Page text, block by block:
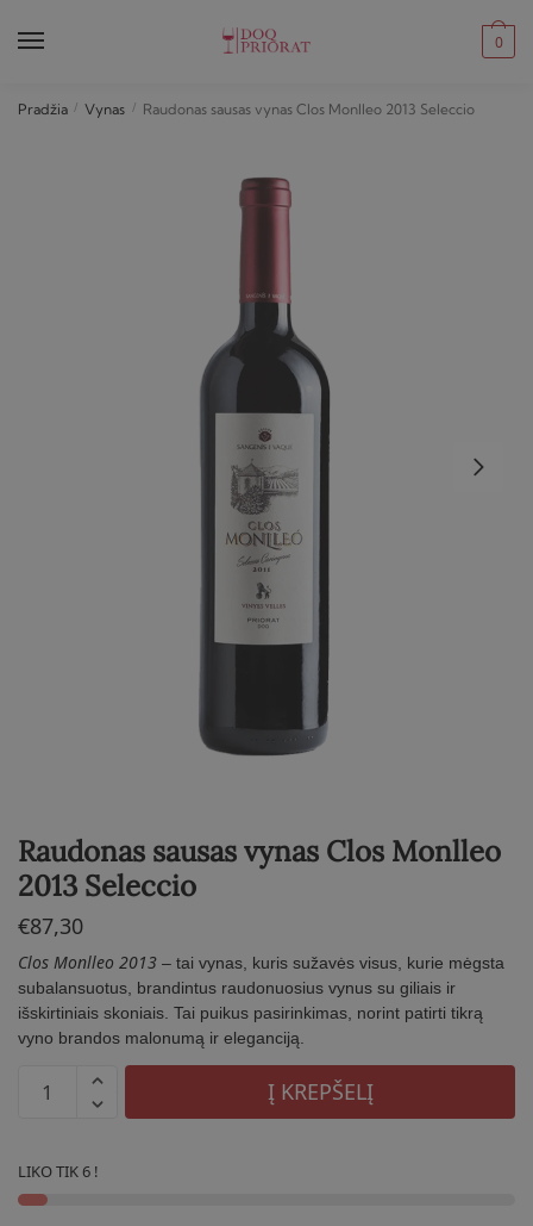
0
Pradžia / Vynas / Raudonas sausas vynas Clos Monlleo 2013 Seleccio
Raudonas sausas vynas Clos Monlleo
2013 Seleccio
€87,30
Clos Monlleo 2013 – tai vynas, kuris sužavės visus, kurie mėgsta
subalansuotus, brandintus raudonuosius vynus su giliais ir
išskirtiniais skoniais. Tai puikus pasirinkimas, norint patirti tikrą
vyno brandos malonumą ir eleganciją.
produkto
kiekis:
sausas
vynas
Į KREPŠELĮ
LIKO TIK 6 !